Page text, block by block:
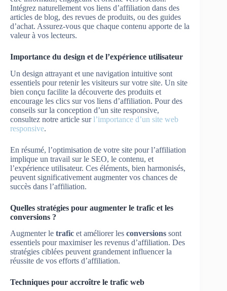
Intégrez naturellement vos liens d’affiliation dans des
articles de blog, des revues de produits, ou des guides
d’achat. Assurez-vous que chaque contenu apporte de la
valeur à vos lecteurs.
Importance du design et de l’expérience utilisateur
Un design attrayant et une navigation intuitive sont
essentiels pour retenir les visiteurs sur votre site. Un site
bien conçu facilite la découverte des produits et
encourage les clics sur vos liens d’affiliation. Pour des
conseils sur la conception d’un site responsive,
consultez notre article surl’importance d’un site web
responsive.
En résumé, l’optimisation de votre site pour l’affiliation
implique un travail sur le SEO, le contenu, et
l’expérience utilisateur. Ces éléments, bien harmonisés,
peuvent significativement augmenter vos chances de
succès dans l’affiliation.
Quelles stratégies pour augmenter le trafic et les
conversions ?
Augmenter le trafic et améliorer les conversions sont
essentiels pour maximiser les revenus d’affiliation. Des
stratégies ciblées peuvent grandement influencer la
réussite de vos efforts d’affiliation.
Techniques pour accroître le trafic web